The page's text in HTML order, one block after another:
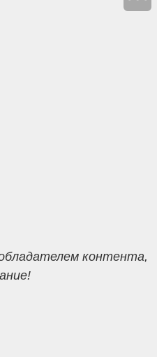
контента,